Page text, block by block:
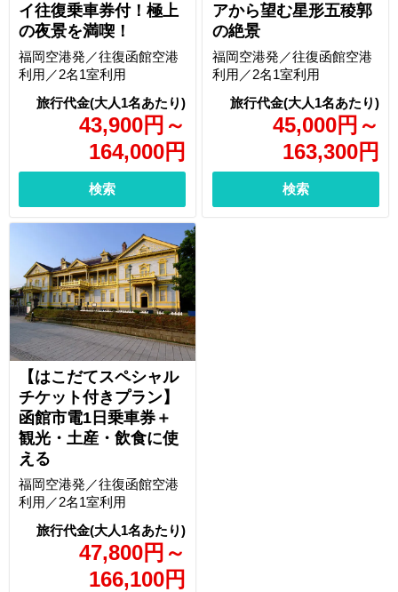
イ往復乗車券付！極上
の夜景を満喫！
43,900円 ～
164,000円
福岡空港発／往復函館空港
利用／2名1室利用
検索
アから望む星形五稜郭
の絶景
45,000円 ～
163,300円
福岡空港発／往復函館空港
利用／2名1室利用
検索
【はこだてスペシャル
チケット付きプラン】
函館市電1日乗車券＋
観光・土産・飲食に使
える
47,800円 ～
166,100円
福岡空港発／往復函館空港
利用／2名1室利用